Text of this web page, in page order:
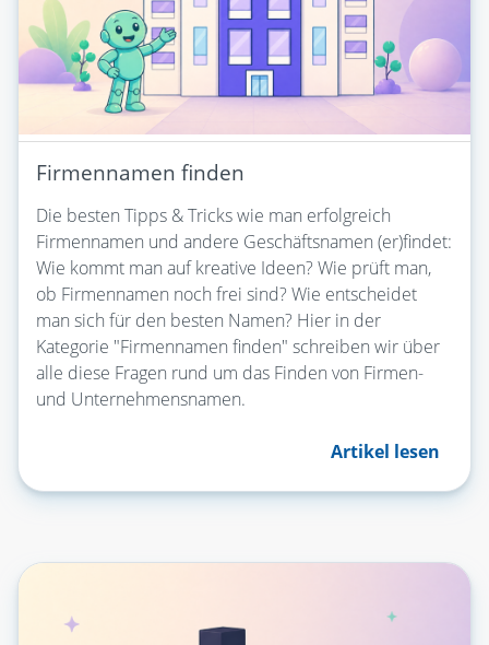
Firmennamen finden
Die besten Tipps & Tricks wie man erfolgreich
Firmennamen und andere Geschäftsnamen (er)findet:
Wie kommt man auf kreative Ideen? Wie prüft man,
ob Firmennamen noch frei sind? Wie entscheidet
man sich für den besten Namen? Hier in der
Kategorie "Firmennamen finden" schreiben wir über
alle diese Fragen rund um das Finden von Firmen-
und Unternehmensnamen.
Artikel lesen